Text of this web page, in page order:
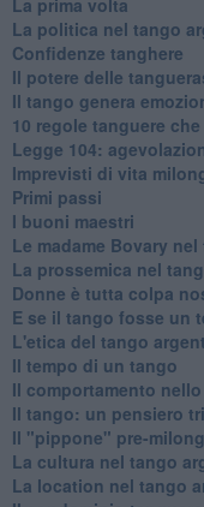
La politica nel tango
Confidenze tanghere
Il potere delle
Il tango genera
10 regole tanguere
Legge 104:
Imprevisti di vita
Primi passi
I buoni maestri
Le madame Bovary
La prossemica nel
Donne è tutta colpa
E se il tango fosse un
L'etica del tango
Il tempo di un tango
Il comportamento
Il tango: un pensiero
Il "pippone" pre-
La cultura nel tango
La location nel tango